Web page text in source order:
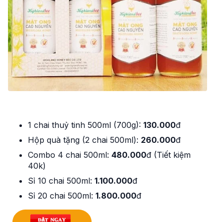
1 chai thuỷ tinh 500ml (700g): 130.000đ
Hộp quà tặng (2 chai 500ml): 260.000đ
Combo 4 chai 500ml: 480.000đ (Tiết kiệm
40k)
Sỉ 10 chai 500ml: 1.100.000đ
Sỉ 20 chai 500ml: 1.800.000đ